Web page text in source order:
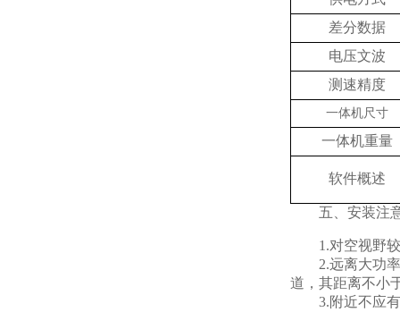
差分数据
电压文波
测速精度
一体机尺寸
一体机重量
软件概述
五、安装注
1.对空视野较
2.远离大功率
道，其距离不小
3.附近不应有